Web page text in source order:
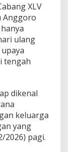
XLV
Anggoro
ulang
tengah
dikenal
keluarga
yang
2026) pagi.